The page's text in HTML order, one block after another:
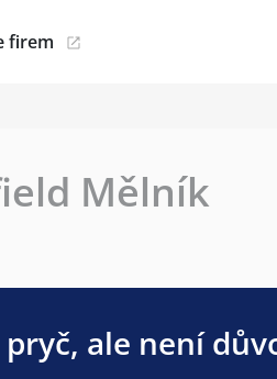
firem
Mělník
ale není